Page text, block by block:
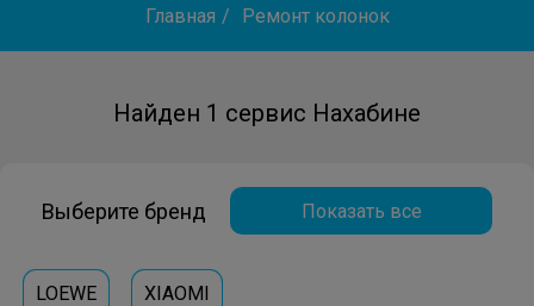
Главная / Ремонт колонок
Найден 1 сервис Нахабине
Выберите бренд Показать все
LOEWE XIAOMI